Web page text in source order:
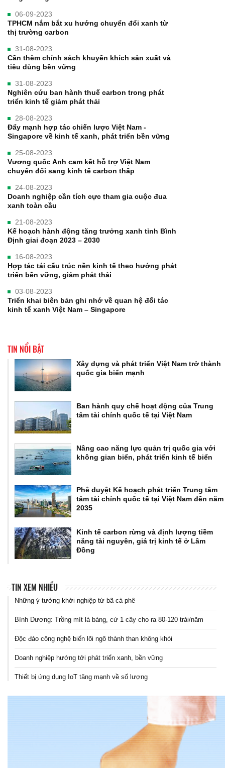
06-09-2023
TPHCM nắm bắt xu hướng chuyển đổi xanh từ
thị trường carbon
31-08-2023
Cần thêm chính sách khuyến khích sản xuất và
tiêu dùng bền vững
31-08-2023
Nghiên cứu ban hành thuế carbon trong phát
triển kinh tế giảm phát thải
28-08-2023
Đẩy mạnh hợp tác chiến lược Việt Nam -
Singapore về kinh tế xanh, phát triển bền vững
25-08-2023
Vương quốc Anh cam kết hỗ trợ Việt Nam
chuyển đổi sang kinh tế carbon thấp
24-08-2023
Doanh nghiệp cần tích cực tham gia cuộc đua
xanh toàn cầu
21-08-2023
Kế hoạch hành động tăng trưởng xanh tỉnh Bình
Định giai đoạn 2023 – 2030
16-08-2023
Hợp tác tái cấu trúc nền kinh tế theo hướng phát
triển bền vững, giảm phát thải
03-08-2023
Triển khai biên bản ghi nhớ về quan hệ đối tác
kinh tế xanh Việt Nam – Singapore
TIN NỔI BẬT
Xây dựng và phát triển Việt Nam trở thành
quốc gia biển mạnh
Ban hành quy chế hoạt động của Trung
tâm tài chính quốc tế tại Việt Nam
Nâng cao năng lực quản trị quốc gia với
không gian biển, phát triển kinh tế biển
Phê duyệt Kế hoạch phát triển Trung tâm
tâm tài chính quốc tế tại Việt Nam đến năm
2035
Kinh tế carbon rừng và định lượng tiềm
năng tài nguyên, giá trị kinh tế ở Lâm
Đồng
TIN XEM NHIỀU
Những ý tưởng khởi nghiệp từ bã cà phê
Bình Dương: Trồng mít lá bàng, cứ 1 cây cho ra 80-120 trái/năm
Độc đáo công nghệ biến lõi ngô thành than không khói
Doanh nghiệp hướng tới phát triển xanh, bền vững
Thiết bị ứng dụng IoT tăng mạnh về số lượng